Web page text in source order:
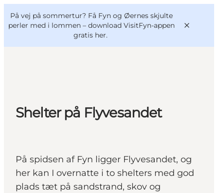
På vej på sommertur? Få Fyn og Øernes skjulte
perler med i lommen – download VisitFyn-appen
gratis her.
Oplevelser
Outdoor
Book lokale oplevelser
VisitFyn
Deutsch
Shelter på Flyvesandet
På spidsen af Fyn ligger Flyvesandet, og
her kan I overnatte i to shelters med god
plads tæt på sandstrand, skov og